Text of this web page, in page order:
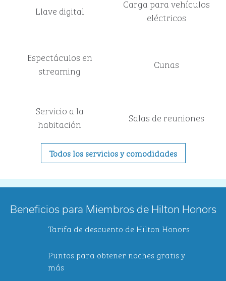
Llave digital
Carga para vehículos
eléctricos
Espectáculos en
streaming
Cunas
Servicio a la
habitación
Salas de reuniones
Todos los servicios y comodidades
Beneficios para Miembros de Hilton Honors
Tarifa de descuento de Hilton Honors
Puntos para obtener noches gratis y
más